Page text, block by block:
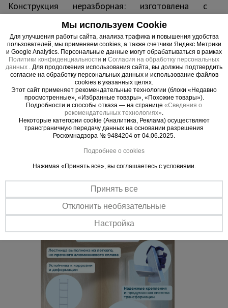
Конструкция неразборная: изготовлена с
применением шарниров и дополнительно
фиксируется при помощи страховочных
ремней. Наличие стабилизатора увеличенной
ширины придает дополнительную устойчивость.
Лестница изготовлена из прочного алюминиевого
сплава и выдерживает вес до 150 кг.
Важные преимущества –
эффективная работа
Качество материалов
Лестница изготовлена из легкого алюминиевого сплава высокой
прочности
Универсальность
Возможность использовать как приставную лестницу с
наращивание секции вверх и отдельно стоящую стремянку
Мы используем Cookie
Для улучшения работы сайта, анализа трафика и повышения удобства
пользователей, мы применяем cookies, а также счетчики Яндекс.Метрики
и Google Analytics. Персональные данные могут обрабатываться в рамках
Политики конфиденциальности и Согласия на обработку персональных
данных . Для продолжения использования сайта, вы должны подтвердить
согласие на обработку персональных данных и использование файлов
cookies в указанных целях.
Этот сайт применяет рекомендательные технологии (блоки «Недавно
просмотренные», «Избранные товары», «Похожие товары»).
Подробности и способы отказа — на странице «Сведения о
рекомендательных технологиях».
Некоторые категории cookie (Аналитика, Реклама) осуществляют
трансграничную передачу данных на основании разрешения
Роскомнадзора № 9484204 от 04.06.2025.
Подробнее о cookies
Нажимая «Принять все», вы соглашаетесь с условиями.
Принять все
Отклонить необязательные
Настройка